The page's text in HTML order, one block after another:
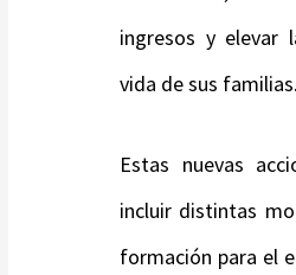
ingresos y elevar
vida de sus familias.
Estas nuevas
incluir distintas
formación para el